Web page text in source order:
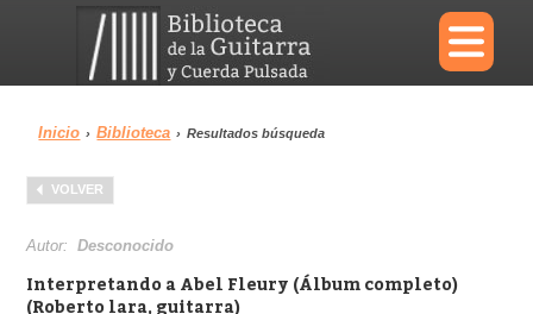
×
Menu
Biblioteca
Inicio › Biblioteca › Resultados búsqueda
VOLVER
Autor:Desconocido
Interpretando a Abel Fleury (Álbum completo)
(Roberto lara, guitarra)